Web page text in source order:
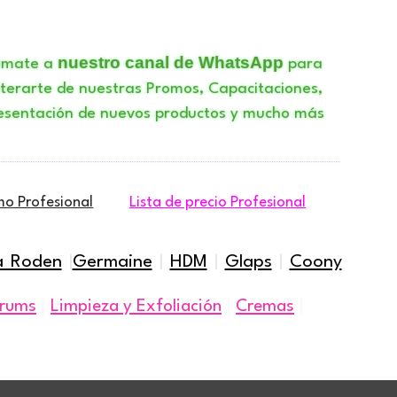
a nuestro canal de WhatsApppara
de nuestras Promos, Capacitaciones,
de nuevos productos y mucho más
Profesional Lista de precio Profesional
Roden Germaine HDM Glaps Coony
Limpieza y Exfoliación Cremas